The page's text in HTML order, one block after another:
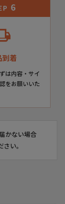
6
到着
は内容・サイ
をお願いいた
かない場合
い。